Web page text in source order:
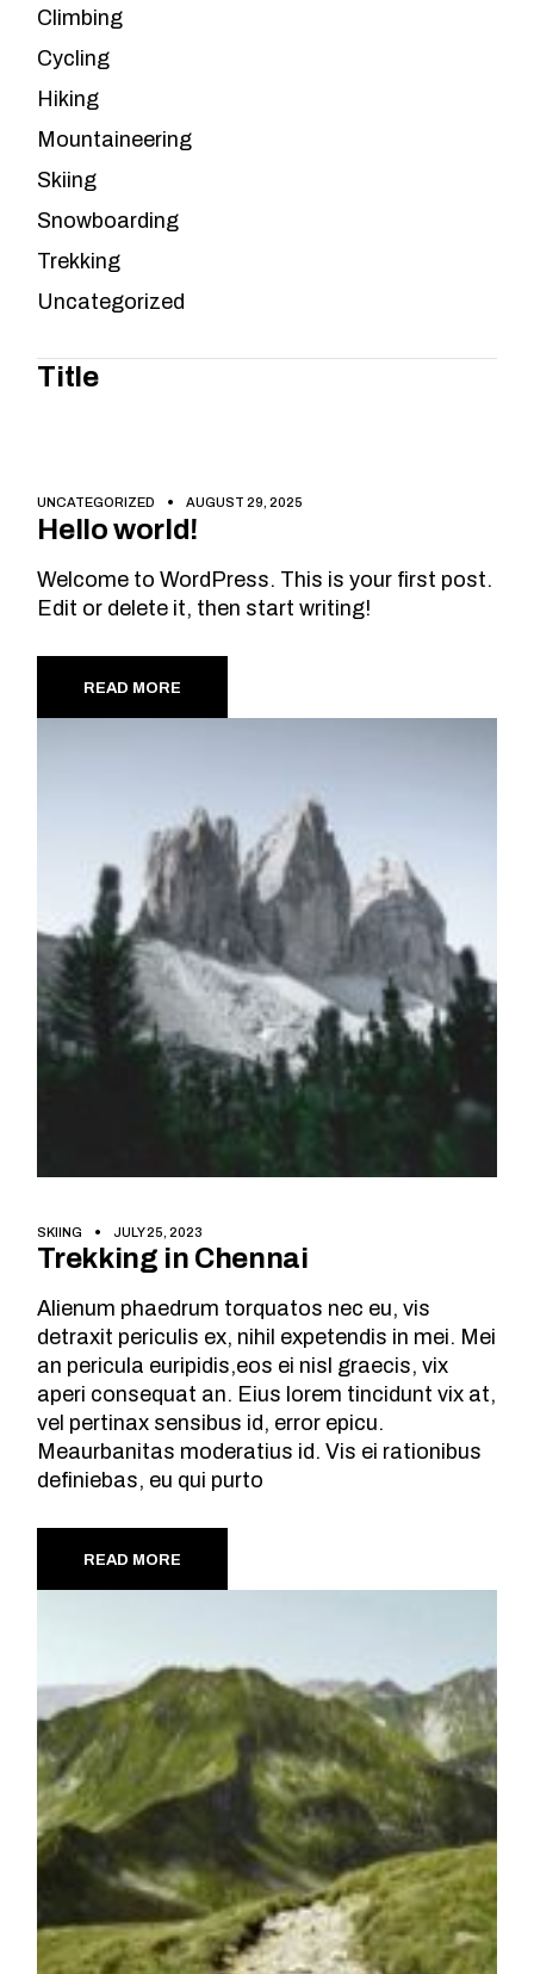
Climbing
Cycling
Hiking
Mountaineering
Skiing
Snowboarding
Trekking
Uncategorized
Title
UNCATEGORIZED AUGUST 29, 2025
Hello world!
Welcome to WordPress. This is your first post.
Edit or delete it, then start writing!
READ MORE
SKIING JULY 25, 2023
Trekking in Chennai
Alienum phaedrum torquatos nec eu, vis
detraxit periculis ex, nihil expetendis in mei. Mei
an pericula euripidis,eos ei nisl graecis, vix
aperi consequat an. Eius lorem tincidunt vix at,
vel pertinax sensibus id, error epicu.
Meaurbanitas moderatius id. Vis ei rationibus
definiebas, eu qui purto
READ MORE